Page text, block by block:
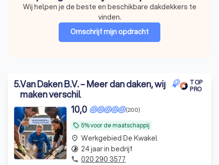
Wij helpen je de beste en beschikbare dakdekkers te
vinden.
Omschrijf mijn opdracht
5.Van Daken B.V. – Meer dan daken, wij
maken verschil
TOP
PRO
local_offer 5% voor de maatschappij
(200)
10,0
place Werkgebied De Kwakel
timelapse 24 jaar in bedrijf
phone 020 290 3577